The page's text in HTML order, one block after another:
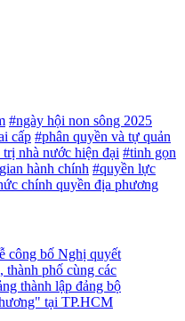
#ngày hội non sông 2025
cấp #phân quyền và tự quản
trị nhà nước hiện đại #tinh gọn
hành chính #quyền lực
chính quyền địa phương